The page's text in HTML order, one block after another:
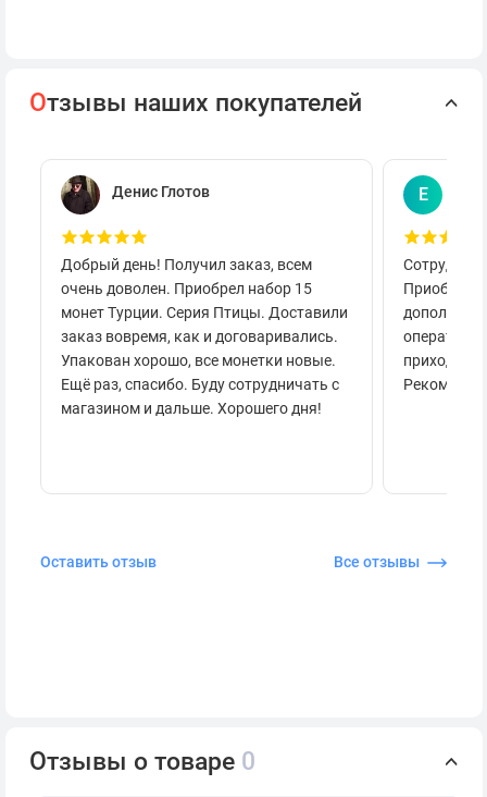
Отзывы наших покупателей
Денис Глотов
Добрый день! Получил заказ, всем
очень доволен. Приобрел набор 15
монет Турции. Серия Птицы. Доставили
заказ вовремя, как и договаривались.
Упакован хорошо, все монетки новые.
Ещё раз, спасибо. Буду сотрудничать с
магазином и дальше. Хорошего дня!
Е
приходило
Оставить отзыв Все отзывы
Отзывы о товаре 0